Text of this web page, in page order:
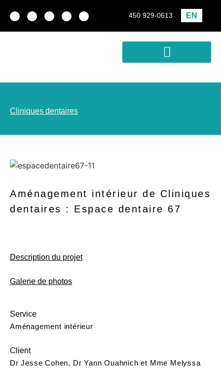
450 929-0613 EN
Cliniques dentaires
Aménagement intérieur de Cliniques
dentaires : Espace dentaire 67
Description du projet
Galerie de photos
Service
Aménagement intérieur
Client
Dr Jesse Cohen, Dr Yann Ouahnich et Mme Melyssa